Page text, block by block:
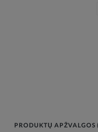
PRODUKTŲ APŽVALGOS